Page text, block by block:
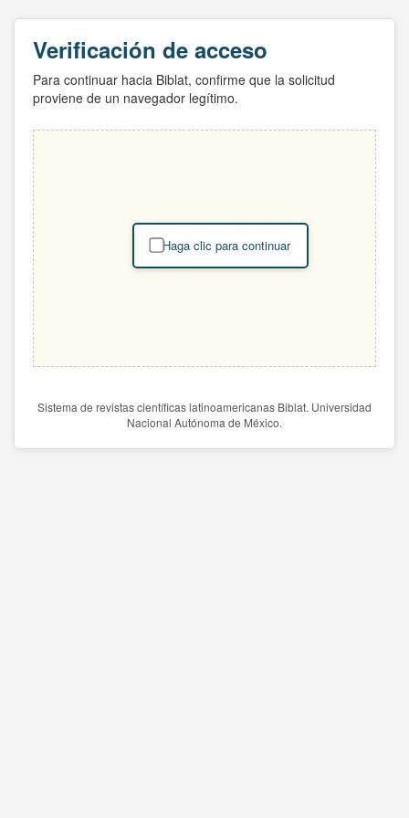
Verificación de acceso
Para continuar hacia Biblat, confirme que la solicitud
proviene de un navegador legítimo.
Haga clic para continuar
Sistema de revistas científicas latinoamericanas Biblat. Universidad
Nacional Autónoma de México.